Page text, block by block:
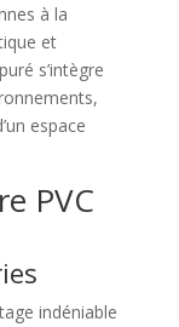
à la
et
s’intègre
espace
PVC
indéniable